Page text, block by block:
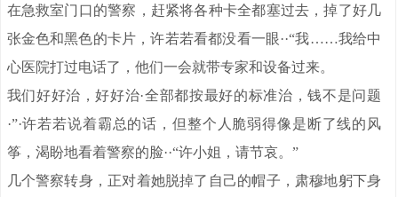
在急救室门口的警察，赶紧将各种卡全都塞过去，掉了好几
张金色和黑色的卡片，许若若看都没看一眼··“我……我给中
心医院打过电话了，他们一会就带专家和设备过来。
我们好好治，好好治·全部都按最好的标准治，钱不是问题
·”·许若若说着霸总的话，但整个人脆弱得像是断了线的风
筝，渴盼地看着警察的脸··“许小姐，请节哀。”
几个警察转身，正对着她脱掉了自己的帽子，肃穆地躬下身